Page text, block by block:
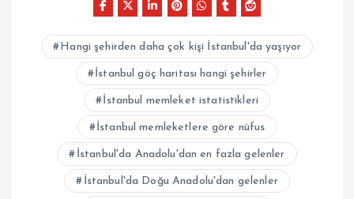
Hangi şehirden daha çok kişi İstanbul'da yaşıyor
İstanbul göç haritası hangi şehirler
İstanbul memleket istatistikleri
İstanbul memleketlere göre nüfus
İstanbul'da Anadolu'dan en fazla gelenler
İstanbul'da Doğu Anadolu'dan gelenler